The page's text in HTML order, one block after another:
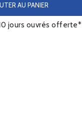
AU PANIER
jours ouvrés offerte*